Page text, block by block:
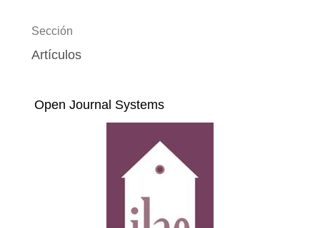
Sección
Artículos
Open Journal Systems